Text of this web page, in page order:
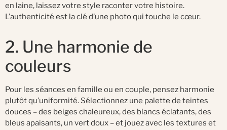
en laine, laissez votre style raconter votre histoire.
L’authenticité est la clé d’une photo qui touche le cœur.
2. Une harmonie de
couleurs
Pour les séances en famille ou en couple, pensez harmonie
plutôt qu’uniformité. Sélectionnez une palette de teintes
douces – des beiges chaleureux, des blancs éclatants, des
bleus apaisants, un vert doux – et jouez avec les textures et